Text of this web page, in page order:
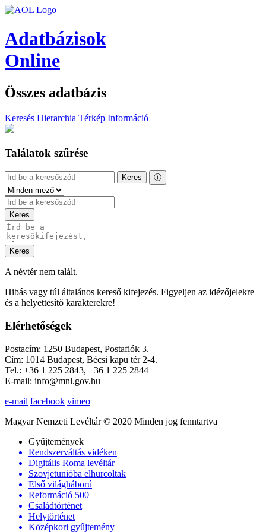
Adatbázisok
Online
Összes adatbázis
Keresés Hierarchia Térkép Információ
Találatok szűrése
Keres ⓘ
Keres
Keres
A névtér nem talált.
Hibás vagy túl általános kereső kifejezés. Figyeljen az idézőjelekre
és a helyettesítő karakterekre!
Elérhetőségek
Postacím: 1250 Budapest, Postafiók 3.
Cím: 1014 Budapest, Bécsi kapu tér 2-4.
Tel.: +36 1 225 2843, +36 1 225 2844
E-mail: info@mnl.gov.hu
e-mail facebook vimeo
Magyar Nemzeti Levéltár © 2020 Minden jog fenntartva
Gyűjtemények
Rendszerváltás vidéken
Digitális Roma levéltár
Szovjetunióba elhurcoltak
Első világháború
Reformáció 500
Családtörténet
Helytörténet
Középkori gyűjtemény